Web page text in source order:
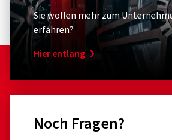
Sie wollen mehr zum
erfahren?
Hier entlang
Noch Fragen?